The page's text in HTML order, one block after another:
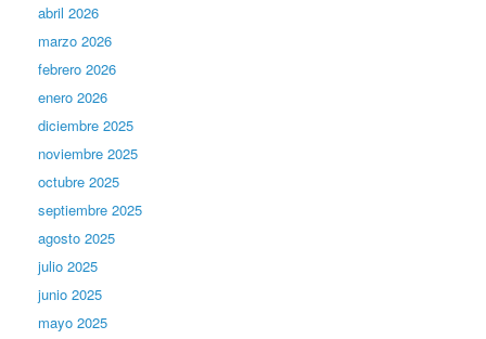
abril 2026
marzo 2026
febrero 2026
enero 2026
diciembre 2025
noviembre 2025
octubre 2025
septiembre 2025
agosto 2025
julio 2025
junio 2025
mayo 2025